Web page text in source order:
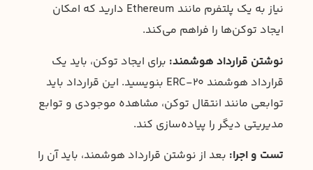
نیاز به یک پلتفرم مانند Ethereum دارید که امکان
ایجاد توکن‌ها را فراهم می‌کند.
نوشتن قرارداد هوشمند: برای ایجاد توکن، باید یک
قرارداد هوشمند ERC-20 بنویسید. این قرارداد باید
توابعی مانند انتقال توکن، مشاهده موجودی و توابع
مدیریتی دیگر را پیاده‌سازی کند.
تست و اجرا: بعد از نوشتن قرارداد هوشمند، باید آن را